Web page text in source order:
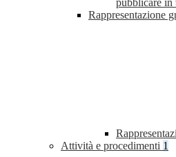
pubblicare in
Rappresentazione
Attività e procedimenti 1